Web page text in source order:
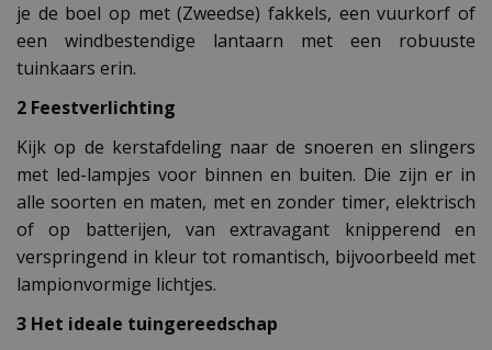
je de boel op met (Zweedse) fakkels, een vuurkorf of
een windbestendige lantaarn met een robuuste
tuinkaars erin.
2 Feestverlichting
Kijk op de kerstafdeling naar de snoeren en slingers
met led-lampjes voor binnen en buiten. Die zijn er in
alle soorten en maten, met en zonder timer, elektrisch
of op batterijen, van extravagant knipperend en
verspringend in kleur tot romantisch, bijvoorbeeld met
lampionvormige lichtjes.
3 Het ideale tuingereedschap